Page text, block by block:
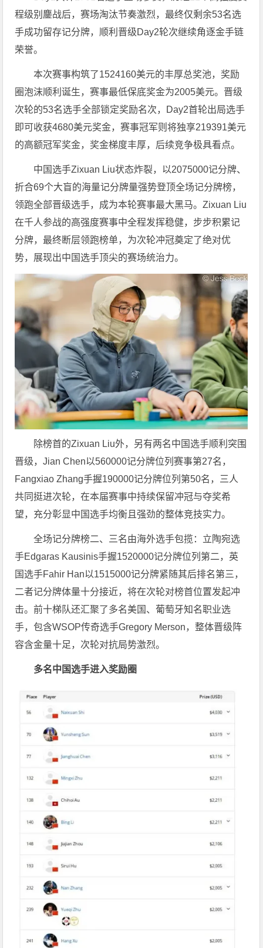
程级别鏖战后，赛场淘汰节奏激烈，最终仅剩余53名选
手成功留存记分牌，顺利晋级Day2轮次继续角逐金手链
荣誉。
本次赛事构筑了1524160美元的丰厚总奖池，奖励
圈泡沫顺利诞生，赛事最低保底奖金为2005美元。晋级
次轮的53名选手全部锁定奖励名次，Day2首轮出局选手
即可收获4680美元奖金，赛事冠军则将独享219391美元
的高额冠军奖金，奖金梯度丰厚，后续竞争极具看点。
中国选手Zixuan Liu状态炸裂，以2075000记分牌、
折合69个大盲的海量记分牌量强势登顶全场记分牌榜，
领跑全部晋级选手，成为本轮赛事最大黑马。Zixuan Liu
在千人参战的高强度赛事中全程发挥稳健，步步积累记
分牌，最终断层领跑榜单，为次轮冲冠奠定了绝对优
势，展现出中国选手顶尖的赛场统治力。
除榜首的Zixuan Liu外，另有两名中国选手顺利突围
晋级，Jian Chen以560000记分牌位列赛事第27名，
Fangxiao Zhang手握190000记分牌位列第50名，三人
共同挺进次轮，在本届赛事中持续保留冲冠与夺奖希
望，充分彰显中国选手均衡且强劲的整体竞技实力。
全场记分牌榜二、三名由海外选手包揽：立陶宛选
手Edgaras Kausinis手握1520000记分牌位列第二，英
国选手Fahir Han以1515000记分牌紧随其后排名第三，
二者记分牌体量十分接近，将在次轮对榜首位置发起冲
击。前十梯队还汇聚了多名美国、葡萄牙知名职业选
手，包含WSOP传奇选手Gregory Merson，整体晋级阵
容含金量十足，次轮对抗局势激烈。
多名中国选手进入奖励圈